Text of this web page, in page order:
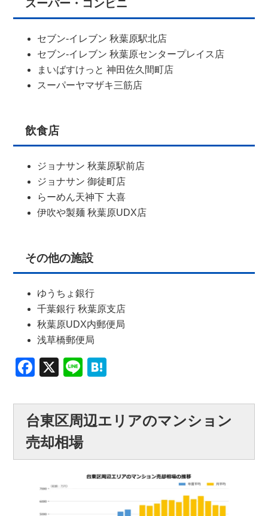
スーパー・コンビニ
セブン-イレブン 秋葉原駅北店
セブン-イレブン 秋葉原センタープレイス店
まいばすけっと 神田佐久間町店
スーパーヤマザキ三筋店
飲食店
ジョナサン 秋葉原駅前店
ジョナサン 御徒町店
らーめん天神下 大喜
伊吹や製麺 秋葉原UDX店
その他の施設
ゆうちょ銀行
千葉銀行 秋葉原支店
秋葉原UDX内郵便局
浅草橋郵便局
Facebook
X Line
台東区周辺エリアのマンション
売却相場